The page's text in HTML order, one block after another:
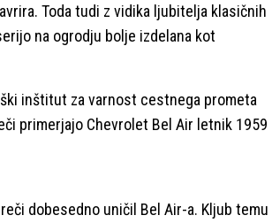
Toda tudi z vidika ljubitelja klasičnih
na ogrodju bolje izdelana kot
inštitut za varnost cestnega prometa
primerjajo Chevrolet Bel Air letnik 1959
dobesedno uničil Bel Air-a. Kljub temu